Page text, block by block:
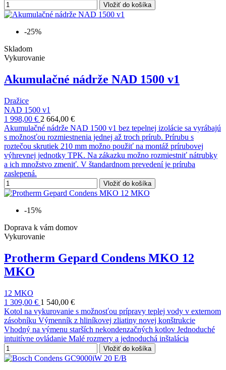
Vložiť do košíka
-25%
Skladom
Vykurovanie
Akumulačné nádrže NAD 1500 v1
Dražice
NAD 1500 v1
1 998,00 € 2 664,00 €
Akumulačné nádrže NAD 1500 v1 bez tepelnej izolácie sa vyrábajú
s možnosťou rozmiestnenia jednej až troch prírub. Prírubu s
roztečou skrutiek 210 mm možno použiť na montáž prírubovej
výhrevnej jednotky TPK. Na zákazku možno rozmiestniť nátrubky
a ich množstvo zmeniť. V štandardnom prevedení je príruba
zaslepená.
Vložiť do košíka
-15%
Doprava k vám domov
Vykurovanie
Protherm Gepard Condens MKO 12
MKO
12 MKO
1 309,00 € 1 540,00 €
Kotol na vykurovanie s možnosťou prípravy teplej vody v externom
zásobníku Výmenník z hliníkovej zliatiny novej konštrukcie
Vhodný na výmenu starších nekondenzačných kotlov Jednoduché
intuitívne ovládanie Malé rozmery a jednoduchá inštalácia
Vložiť do košíka